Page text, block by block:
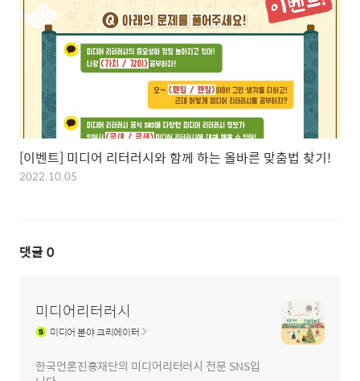
[이벤트] 미디어 리터러시와 함께 하는 올바른 맞춤법 찾기!
2022.10.05
댓글 0
미디어리터러시
미디어분야 크리에이터
한국언론진흥재단의 미디어리터러시 전문 SNS입